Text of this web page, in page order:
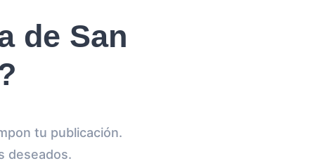
de San
tu publicación.
deseados.